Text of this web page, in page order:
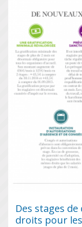
Des stages
droits pour